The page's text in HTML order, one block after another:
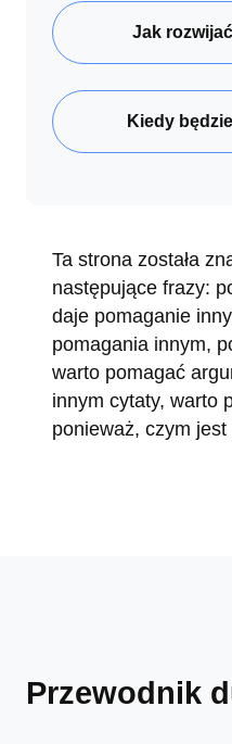
Jak
Kiedy
Ta strona została
następujące frazy:
daje pomaganie
pomagania innym,
warto pomagać
innym cytaty, warto
ponieważ, czym
Przewodnik